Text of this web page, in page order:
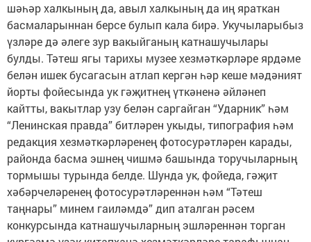
шәһәр халкының да, авыл халкының да иң яраткан
басмаларыннан берсе булып кала бирә. Укучыларыбыз
үзләре дә әлеге зур вакыйганың катнашучылары
булды. Тәтеш ягы тарихы музее хезмәткәрләре ярдәме
белән ишек бусагасын атлап кергән һәр кеше мәдәният
йорты фойесында ук гәҗитнең үткәненә әйләнеп
кайтты, вакытлар узу белән саргайган “Ударник” һәм
“Ленинская правда” битләрен укыды, типог­рафия һәм
редакция хезмәткәрләренең фотосурәтләрен карады,
районда басма эшнең чишмә башында торучыларның
тормышы турында белде. Шунда ук, фойеда, гәҗит
хәбәрчеләренең фотосурәтләреннән һәм “Тәтеш
таңнары” минем гаиләмдә” дип аталган рәсем
конкурсында катнашучыларның эшләреннән торган